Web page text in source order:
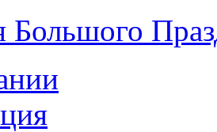
Большого